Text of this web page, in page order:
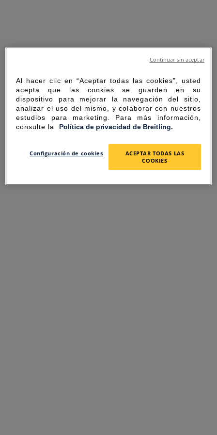
SORRY FOR THE
INCONVENIENCE
Al hacer clic en “Aceptar todas las cookies”, usted
acepta que las cookies se guarden en su
dispositivo para mejorar la navegación del sitio,
analizar el uso del mismo, y colaborar con nuestros
estudios para marketing. Para más información,
consulte la Política de privacidad de Breitling.
Configuración de cookies
ACEPTAR TODAS LAS
COOKIES
Continuar sin aceptar